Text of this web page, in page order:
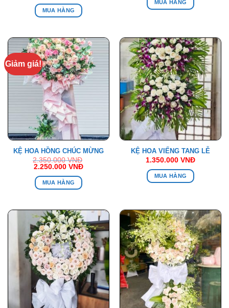
MUA HÀNG
MUA HÀNG
Giảm giá!
KỆ HOA HỒNG CHÚC MỪNG
2.350.000VNĐ
Giá
là:
2.350.000 VNĐ.
2.250.000 VNĐGiá
MUA HÀNG
KỆ HOA VIẾNG TANG LỄ
1.350.000 VNĐ
MUA HÀNG